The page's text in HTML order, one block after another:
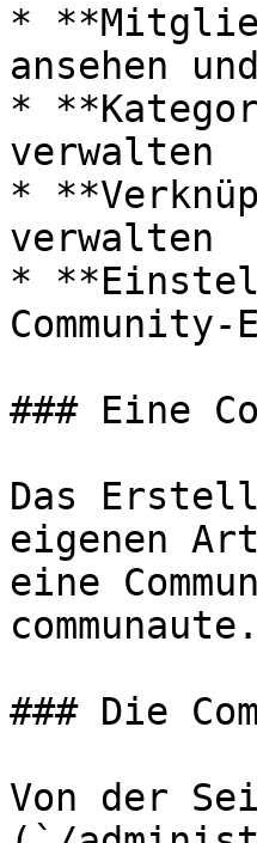
*
ansehen
*
verwalten
*
verwalten
*
### Eine
Das
eigenen
eine
### Die
Von der